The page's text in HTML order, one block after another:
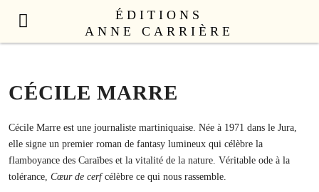
ÉDITIONS
ANNE CARRIÈRE
LITTÉRATURE FRANÇAISE
NON FICTION
ANNE CARRIÈRE UNIVERS
SEX APPEAL
CÉCILE MARRE
Cécile Marre est une journaliste martiniquaise. Née à 1971 dans le Jura,
elle signe un premier roman de fantasy lumineux qui célèbre la
flamboyance des Caraïbes et la vitalité de la nature. Véritable ode à la
tolérance,Cœur de cerfcélèbre ce qui nous rassemble.